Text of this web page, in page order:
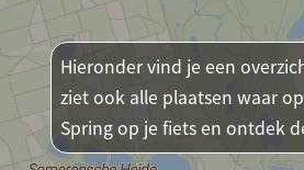
Hieronder vind je een
ziet ook alle plaatsen waar
Spring op je fiets en ontdek